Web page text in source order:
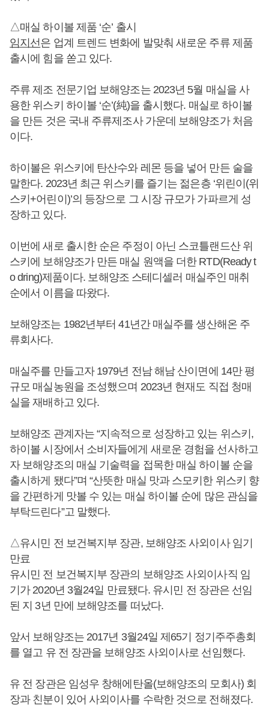
△매실 하이볼 제품 ‘순’ 출시
임지선은 업계 트렌드 변화에 발맞춰 새로운 주류 제품
출시에 힘을 쏟고 있다.
주류 제조 전문기업 보해양조는 2023년 5월 매실을 사
용한 위스키 하이볼 ‘순’(純)을 출시했다. 매실로 하이볼
을 만든 것은 국내 주류제조사 가운데 보해양조가 처음
이다.
하이볼은 위스키에 탄산수와 레몬 등을 넣어 만든 술을
말한다. 2023년 최근 위스키를 즐기는 젊은층 ‘위린이(위
스키+어린이)’의 등장으로 그 시장 규모가 가파르게 성
장하고 있다.
이번에 새로 출시한 순은 주정이 아닌 스코틀랜드산 위
스키에 보해양조가 만든 매실 원액을 더한 RTD(Ready t
o dring)제품이다. 보해양조 스테디셀러 매실주인 매취
순에서 이름을 따왔다.
보해양조는 1982년부터 41년간 매실주를 생산해온 주
류회사다.
매실주를 만들고자 1979년 전남 해남 산이면에 14만 평
규모 매실농원을 조성했으며 2023년 현재도 직접 청매
실을 재배하고 있다.
보해양조 관계자는 “지속적으로 성장하고 있는 위스키,
하이볼 시장에서 소비자들에게 새로운 경험을 선사하고
자 보해양조의 매실 기술력을 접목한 매실 하이볼 순을
출시하게 됐다”며 “산뜻한 매실 맛과 스모키한 위스키 향
을 간편하게 맛볼 수 있는 매실 하이볼 순에 많은 관심을
부탁드린다”고 말했다.
△유시민 전 보건복지부 장관, 보해양조 사외이사 임기
만료
유시민 전 보건복지부 장관의 보해양조 사외이사직 임
기가 2020년 3월24일 만료됐다. 유시민 전 장관은 선임
된 지 3년 만에 보해양조를 떠났다.
앞서 보해양조는 2017년 3월24일 제65기 정기주주총회
를 열고 유 전 장관을 보해양조 사외이사로 선임했다.
유 전 장관은 임성우 창해에탄올(보해양조의 모회사) 회
장과 친분이 있어 사외이사를 수락한 것으로 전해졌다.